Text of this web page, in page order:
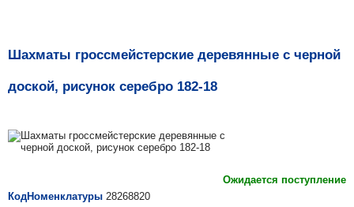
Шахматы гроссмейстерские деревянные с черной
доской, рисунок серебро 182-18
Ожидается поступление
КодНоменклатуры 28268820